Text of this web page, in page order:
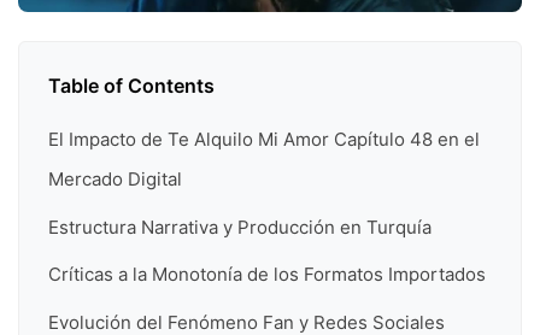
Table of Contents
El Impacto de Te Alquilo Mi Amor Capítulo 48 en el
Mercado Digital
Estructura Narrativa y Producción en Turquía
Críticas a la Monotonía de los Formatos Importados
Evolución del Fenómeno Fan y Redes Sociales